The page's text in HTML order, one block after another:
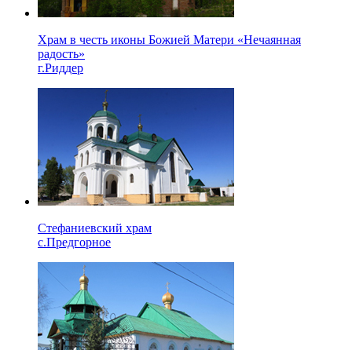
Храм в честь иконы Божией Матери «Нечаянная
радость»
г.Риддер
Стефаниевский храм
с.Предгорное